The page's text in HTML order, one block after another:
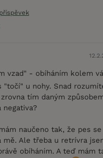
vzad" - obíháním kolem
"točí" u nohy. Snad
tím daným
naučeno tak, že pes
mě. Ale třeba u retrívra
obíháním. A teď mám